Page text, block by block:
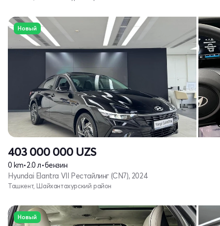
Новый
403 000 000 UZS
0 km•2.0 л•бензин
Hyundai Elantra VII Рестайлинг (CN7), 2024
Ташкент, Шайхантахурский район
Новый